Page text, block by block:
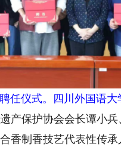
聘任仪式。四川外国语大
保护协会会长谭小兵
香制香技艺代表性传